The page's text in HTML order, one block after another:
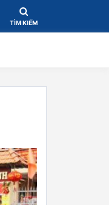
TÌM KIẾM